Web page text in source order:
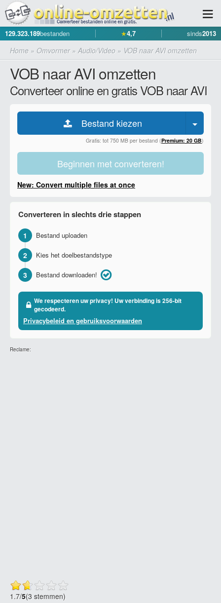
129.323.189bestanden ★4,7 sinds2013
Home » Omvormer» Audio/Video » VOB naar AVI omzetten
VOB naar AVI omzetten
Converteer online en gratis VOB naar AVI
Bestand kiezen
Gratis: tot 750 MB per bestand (Premium: 20 GB)
Beginnen met converteren!
New: Convert multiple files at once
Converteren in slechts drie stappen
1 Bestand uploaden
2 Kies het doelbestandstype
3 Bestand downloaden!
We respecteren uw privacy! Uw verbinding is 256-bit
gecodeerd.
Privacybeleid en gebruiksvoorwaarden
Reclame:
1.7/5(3 stemmen)